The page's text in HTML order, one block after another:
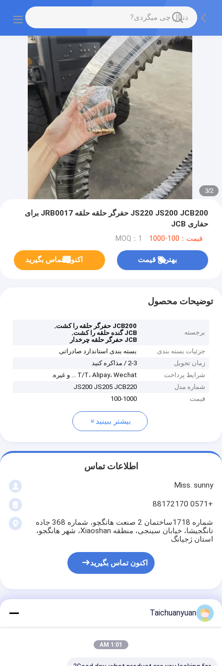
2
/
3
JS220 JS200 JCB200 حفرگر حلقه حلقه JRB0017 برای
حفاری JCB
قیمت：100-1000 MOQ：1
بهترین قیمت اکنون تماس بگیرید
توضیحات محصول
برجسته
JCB200 حفرگر حلقه را کشت
,
JCB گنده حلقه را کشت
,
JCB حفرگر حلقه چرخدار
جزئیات بسته بندی
بسته بندی استاندارد صادراتی
زمان تحویل
2-3 / مذاکره کنید
شرایط پرداخت
T/T، Alipay، Wechat ... و غیره.
شماره مدل
JS200 JS205 JCB220
قیمت
100-1000
بیشتر ببینید
اطلاعات تماس
Miss. sunny
+0571 88172170
شماره 1718ساختمان 2 صنعت هانگچو، شماره 368 جاده
تانگجیشا، خیابان سینجی، منطقه Xiaoshan، شهر هانگجو،
استان ژجیانگ
اکنون تماس بگیرید
JS220 JS200 JCB200
Taichuanyuan
1:01 AM